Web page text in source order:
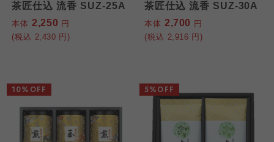
茶匠仕込 流香 SUZ-25A
本体 2,250 円
(税込 2,430 円)
茶匠仕込 流香 SUZ-30A
本体 2,700 円
(税込 2,916 円)
10%OFF 5%OFF